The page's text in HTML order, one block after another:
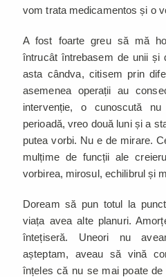
vom trata medicamentos și o
A fost foarte greu să mă
întrucât întrebasem de unii și
asta cândva, citisem prin
asemenea operații au
intervenție, o cunoscută
perioadă, vreo două luni și a
putea vorbi. Nu e de mirare.
mulțime de funcții ale
vorbirea, mirosul, echilibrul și
Doream să pun totul la
viața avea alte planuri.
întețiseră. Uneori nu
așteptam, aveau să vină
înțeles că nu se mai poate